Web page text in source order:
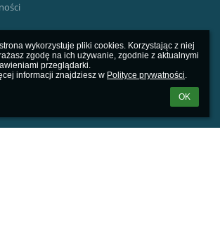
wykorzystuje pliki cookies. Korzystając z niej
zgodę na ich używanie, zgodnie z aktualnymi
przeglądarki.
informacji znajdziesz w Polityce prywatności.
OK